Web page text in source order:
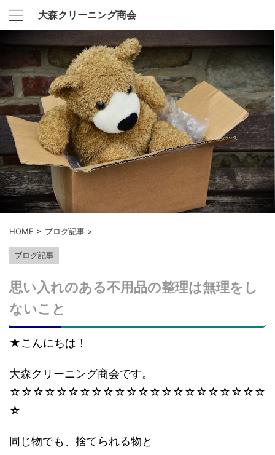
大森クリーニング商会
HOME > ブログ記事 >
ブログ記事
思い入れのある不用品の整理は無理をし
ないこと
★こんにちは！
大森クリーニング商会です。
☆☆☆☆☆☆☆☆☆☆☆☆☆☆☆☆☆☆☆☆☆☆
☆
同じ物でも、捨てられる物と